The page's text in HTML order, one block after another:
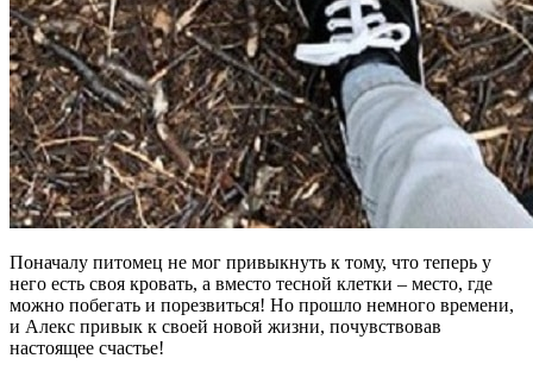
Поначалу питомец не мог привыкнуть к тому, что теперь у
него есть своя кровать, а вместо тесной клетки – место, где
можно побегать и порезвиться! Но прошло немного времени,
и Алекс привык к своей новой жизни, почувствовав
настоящее счастье!